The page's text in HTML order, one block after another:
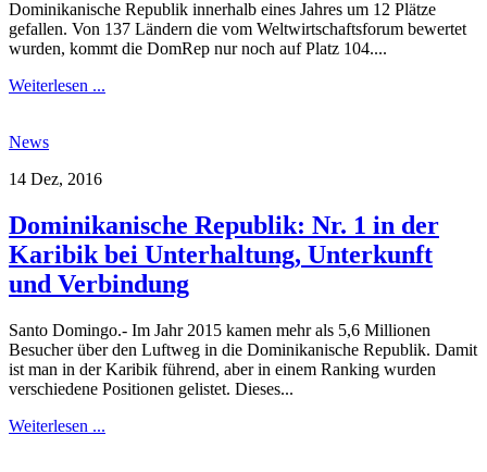
Dominikanische Republik innerhalb eines Jahres um 12 Plätze
gefallen. Von 137 Ländern die vom Weltwirtschaftsforum bewertet
wurden, kommt die DomRep nur noch auf Platz 104....
Weiterlesen ...
News
14 Dez, 2016
Dominikanische Republik: Nr. 1 in der
Karibik bei Unterhaltung, Unterkunft
und Verbindung
Santo Domingo.- Im Jahr 2015 kamen mehr als 5,6 Millionen
Besucher über den Luftweg in die Dominikanische Republik. Damit
ist man in der Karibik führend, aber in einem Ranking wurden
verschiedene Positionen gelistet. Dieses...
Weiterlesen ...